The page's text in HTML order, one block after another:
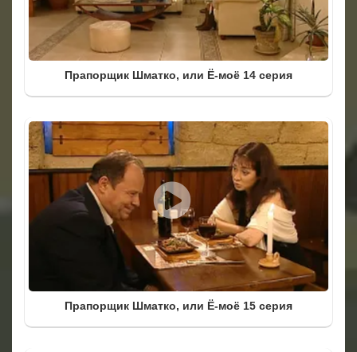
Прапорщик Шматко, или Ё-моё 14 серия
Прапорщик Шматко, или Ё-моё 15 серия